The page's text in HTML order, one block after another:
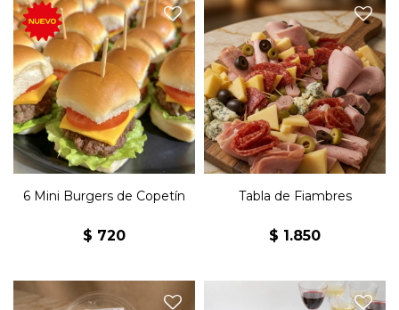
6 mini burgers de copetín
con lechuga, tomate, queso
cheddar y mayonesa.
6 Mini Burgers de Copetín
$ 720
Tabla de fiambres con
jamón, salame, lomito,
bondiola, queso parmesano,
queso colonia, queso
roquefort, aceitunas verdes y
aceitunas negras.
Acompañado de 12 pancitos
saborizados.
Tabla de Fiambres
$ 1.850